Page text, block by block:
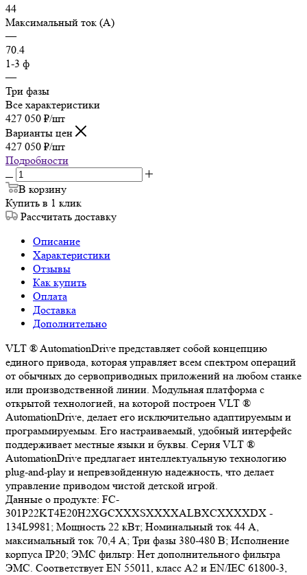
44
Максимальный ток (А)
—
70.4
1-3 ф
—
Три фазы
Все характеристики
427 050 ₽/шт
Варианты цен
427 050 ₽/шт
Подробности
В корзину
Купить в 1 клик
Рассчитать доставку
Описание
Характеристики
Отзывы
Как купить
Оплата
Доставка
Дополнительно
VLT ® AutomationDrive представляет собой концепцию
единого привода, которая управляет всем спектром операций
от обычных до сервоприводных приложений на любом станке
или производственной линии. Модульная платформа с
открытой технологией, на которой построен VLT ®
AutomationDrive, делает его исключительно адаптируемым и
программируемым. Его настраиваемый, удобный интерфейс
поддерживает местные языки и буквы. Серия VLT ®
AutomationDrive предлагает интеллектуальную технологию
plug-and-play и непревзойденную надежность, что делает
управление приводом чистой детской игрой.
Данные о продукте: FC-
301P22KT4E20H2XGCXXXSXXXXALBXCXXXXDX -
134L9981; Мощность 22 кВт; Номинальный ток 44 А,
максимальный ток 70,4 А; Три фазы 380-480 В; Исполнение
корпуса IP20; ЭМС фильтр: Нет дополнительного фильтра
ЭМС. Соответствует EN 55011, класс A2 и EN/IEC 61800-3,